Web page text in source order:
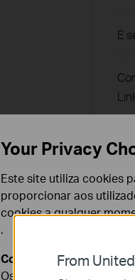
E
From
Your Privacy
Este site utiliza cookies
proporcionar aos
cookies a qualquer
.
Cookies Básicos
Os cookies são